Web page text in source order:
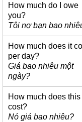
How much do I owe
you?
Tôi nợ bạn bao
How much does it
per day?
Giá bao nhiêu một
ngày?
How much does this
cost?
Nó giá bao nhiêu?